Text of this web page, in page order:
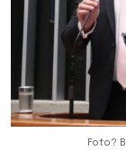
Foto?